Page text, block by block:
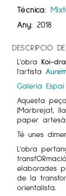
Tècnica:
Any: 2018
DESCRIPCIÓ
L'obra Koi-
l'artista
Galeria
Aquesta
(Marbrejat,
paper artesà.
Té unes
L'obra
elaborades
de la
orientalista.